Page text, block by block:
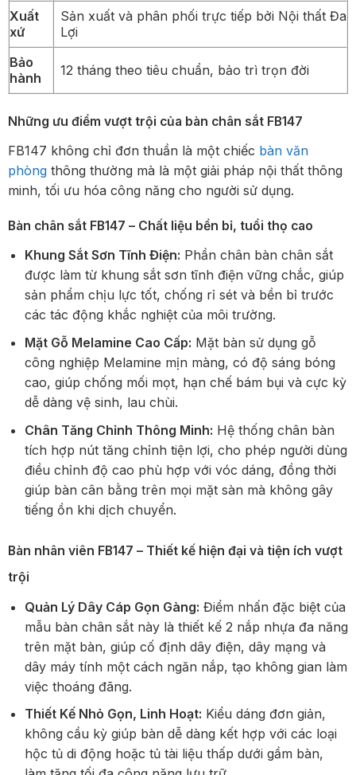
Xuất
xứ
Sản xuất và phân phối trực tiếp bởi Nội thất Đa
Lợi
Bảo
hành
12 tháng theo tiêu chuẩn, bảo trì trọn đời
Những ưu điểm vượt trội của bàn chân sắt FB147
FB147 không chỉ đơn thuần là một chiếc bàn văn
phòng thông thường mà là một giải pháp nội thất thông
minh, tối ưu hóa công năng cho người sử dụng.
Bàn chân sắt FB147 – Chất liệu bền bỉ, tuổi thọ cao
Khung Sắt Sơn Tĩnh Điện: Phần chân bàn chân sắt
được làm từ khung sắt sơn tĩnh điện vững chắc, giúp
sản phẩm chịu lực tốt, chống rỉ sét và bền bỉ trước
các tác động khắc nghiệt của môi trường.
Mặt Gỗ Melamine Cao Cấp: Mặt bàn sử dụng gỗ
công nghiệp Melamine mịn màng, có độ sáng bóng
cao, giúp chống mối mọt, hạn chế bám bụi và cực kỳ
dễ dàng vệ sinh, lau chùi.
Chân Tăng Chỉnh Thông Minh: Hệ thống chân bàn
tích hợp nút tăng chỉnh tiện lợi, cho phép người dùng
điều chỉnh độ cao phù hợp với vóc dáng, đồng thời
giúp bàn cân bằng trên mọi mặt sàn mà không gây
tiếng ồn khi dịch chuyển.
Bàn nhân viên FB147 – Thiết kế hiện đại và tiện ích vượt
trội
Quản Lý Dây Cáp Gọn Gàng: Điểm nhấn đặc biệt của
mẫu bàn chân sắt này là thiết kế 2 nắp nhựa đa năng
trên mặt bàn, giúp cố định dây điện, dây mạng và
dây máy tính một cách ngăn nắp, tạo không gian làm
việc thoáng đãng.
Thiết Kế Nhỏ Gọn, Linh Hoạt: Kiểu dáng đơn giản,
không cầu kỳ giúp bàn dễ dàng kết hợp với các loại
hộc tủ di động hoặc tủ tài liệu thấp dưới gầm bàn,